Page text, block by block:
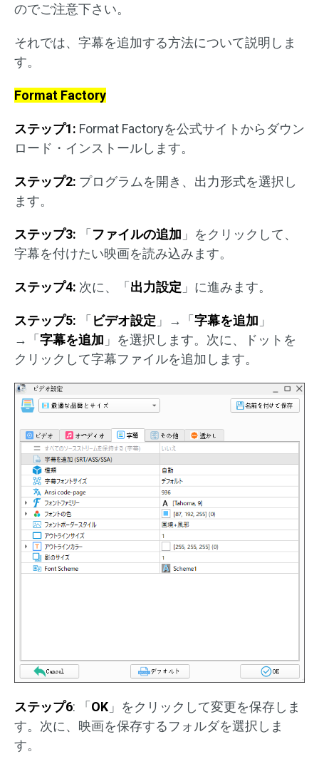
のでご注意下さい。
それでは、字幕を追加する方法について説明しま
す。
Format Factory
ステップ1: Format Factoryを公式サイトからダウン
ロード・インストールします。
ステップ2: プログラムを開き、出力形式を選択し
ます。
ステップ3: 「 ファイルの追加 」をクリックして、
字幕を付けたい映画を読み込みます。
ステップ4: 次に、「 出力設定 」に進みます。
ステップ5: 「 ビデオ設定 」→「 字幕を追加 」
→「 字幕を追加 」を選択します。次に、ドットを
クリックして字幕ファイルを追加します。
ステップ6: 「 OK 」をクリックして変更を保存しま
す。次に、映画を保存するフォルダを選択しま
す。